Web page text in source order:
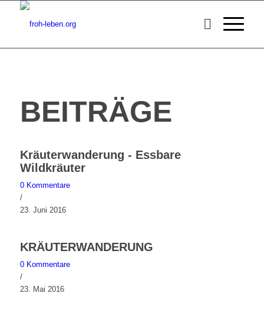
BEITRÄGE
Kräuterwanderung - Essbare
Wildkräuter
0 Kommentare
/
23. Juni 2016
KRÄUTERWANDERUNG
0 Kommentare
/
23. Mai 2016